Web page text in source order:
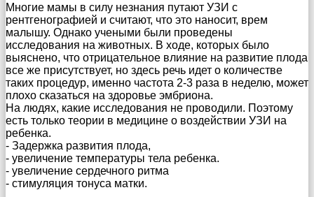
Многие мамы в силу незнания путают УЗИ с
рентгенографией и считают, что это наносит, врем
малышу. Однако учеными были проведены
исследования на животных. В ходе, которых было
выяснено, что отрицательное влияние на развитие плода
все же присутствует, но здесь речь идет о количестве
таких процедур, именно частота 2-3 раза в неделю, может
плохо сказаться на здоровье эмбриона.
На людях, какие исследования не проводили. Поэтому
есть только теории в медицине о воздействии УЗИ на
ребенка.
- Задержка развития плода,
- увеличение температуры тела ребенка.
- увеличение сердечного ритма
- стимуляция тонуса матки.